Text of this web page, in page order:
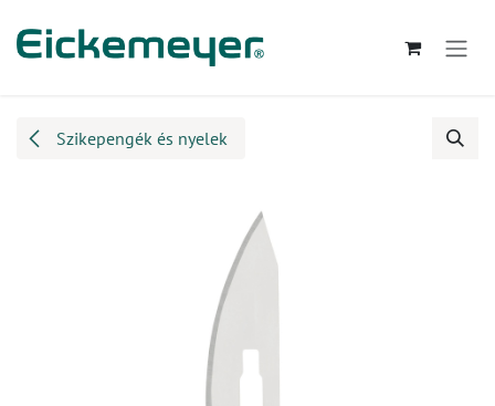
Szikepengék és nyelek